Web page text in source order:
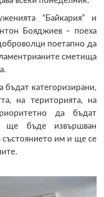
“Байкария” и
Бояджиев – поеха
поетапно да
сметища
бъдат категоризирани,
на територията, на
да бъдат
ще бъде извършван
им и ще се